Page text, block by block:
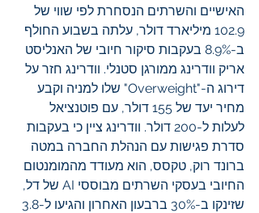
האישיים והשרתים הנסחרת לפי שווי של
102.9 מיליארד דולר, עלתה בשבוע החולף
ב-8.9% בעקבות סיקור חיובי של האנליסט
אריק וודרינג ממורגן סטנלי. וודרינג חזר על
דירוג ה-"Overweight" שלו למניה וקבע
מחיר יעד של 155 דולר, עם פוטנציאל
לעלות ל-200 דולר. וודרינג ציין כי בעקבות
סדרת פגישות עם הנהלת החברה במטה
ברונד רוק, טקסס, הוא מעודד מהמומנטום
החיובי בעסקי השרתים מבוססי AI של דל,